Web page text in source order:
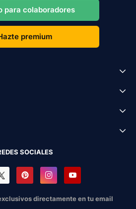
para colaboradores
premium
SOCIALES
directamente en tu email